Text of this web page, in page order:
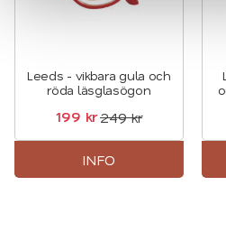
Leeds - vikbara gula och
röda läsglasögon
199 kr249kr
INFO